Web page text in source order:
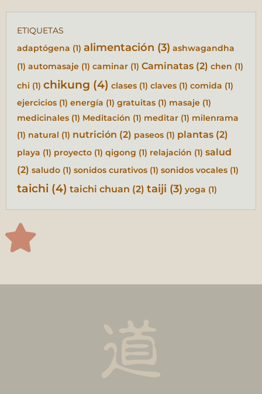
ETIQUETAS
adaptógena (1) alimentación (3) ashwagandha
(1) automasaje (1) caminar (1) Caminatas (2) chen (1)
chi (1) chikung (4) clases (1) claves (1) comida (1)
ejercicios (1) energía (1) gratuitas (1) masaje (1)
medicinales (1) Meditación (1) meditar (1) milenrama
(1) natural (1) nutrición (2) paseos (1) plantas (2)
playa (1) proyecto (1) qigong (1) relajación (1) salud
(2) saludo (1) sonidos curativos (1) sonidos vocales (1)
taichi (4) taichi chuan (2) taiji (3) yoga (1)